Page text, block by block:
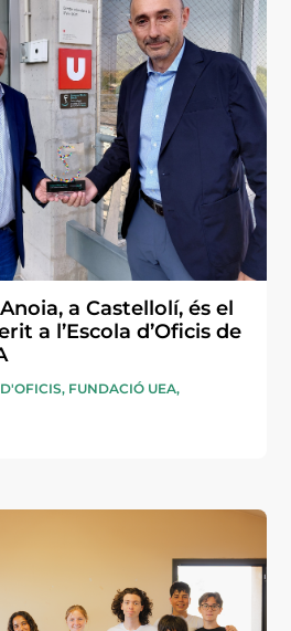
a Castellolí, és el
a l’Escola d’Oficis de
, FUNDACIÓ UEA,